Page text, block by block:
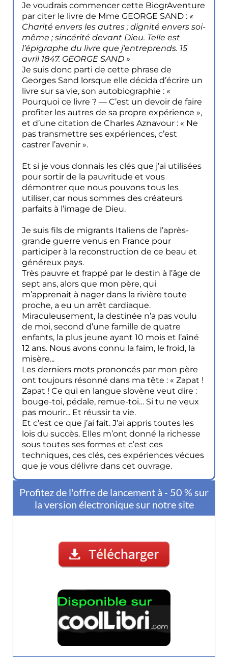
Je voudrais commencer cette BiogrAventure
par citer le livre de Mme GEORGE SAND : «
Charité envers les autres ; dignité envers soi-
même ; sincérité devant Dieu. Telle est
l’épigraphe du livre que j’entreprends. 15
avril 1847. GEORGE SAND »
Je suis donc parti de cette phrase de
Georges Sand lorsque elle décida d’écrire un
livre sur sa vie, son autobiographie : «
Pourquoi ce livre ? — C’est un devoir de faire
profiter les autres de sa propre expérience »,
et d’une citation de Charles Aznavour : « Ne
pas transmettre ses expériences, c’est
castrer l’avenir ».
Et si je vous donnais les clés que j’ai utilisées
pour sortir de la pauvritude et vous
démontrer que nous pouvons tous les
utiliser, car nous sommes des créateurs
parfaits à l’image de Dieu.
Je suis fils de migrants Italiens de l’après-
grande guerre venus en France pour
participer à la reconstruction de ce beau et
généreux pays.
Très pauvre et frappé par le destin à l’âge de
sept ans, alors que mon père, qui
m’apprenait à nager dans la rivière toute
proche, a eu un arrêt cardiaque.
Miraculeusement, la destinée n’a pas voulu
de moi, second d’une famille de quatre
enfants, la plus jeune ayant 10 mois et l’aîné
12 ans. Nous avons connu la faim, le froid, la
misère...
Les derniers mots prononcés par mon père
ont toujours résonné dans ma tête : « Zapat !
Zapat ! Ce qui en langue slovène veut dire :
bouge-toi, pédale, remue-toi… Si tu ne veux
pas mourir... Et réussir ta vie.
Et c’est ce que j’ai fait. J’ai appris toutes les
lois du succès. Elles m’ont donné la richesse
sous toutes ses formes et c’est ces
techniques, ces clés, ces expériences vécues
que je vous délivre dans cet ouvrage.
Profitez de l'offre de lancement à - 50 % sur
la version électronique sur notre site